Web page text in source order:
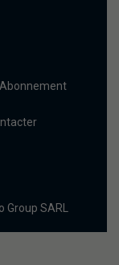
Abonnement
SARL